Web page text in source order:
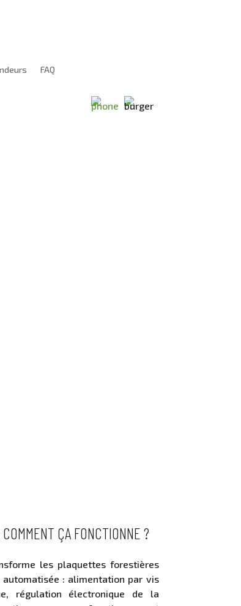
FAQ
ÇA FONCTIONNE ?
les plaquettes forestières
: alimentation par vis
régulation électronique de la